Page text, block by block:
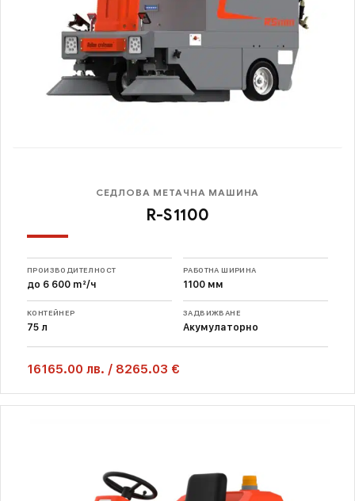
СЕДЛОВА МЕТАЧНА МАШИНА
R-S1100
ПРОИЗВОДИТЕЛНОСТ
до 6 600 m²/ч
РАБОТНА ШИРИНА
1100 мм
КОНТЕЙНЕР
75 л
ЗАДВИЖВАНЕ
Акумулаторно
16165.00 лв. / 8265.03 €